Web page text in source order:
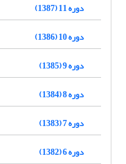
دوره 11 (1387)
دوره 10 (1386)
دوره 9 (1385)
دوره 8 (1384)
دوره 7 (1383)
دوره 6 (1382)